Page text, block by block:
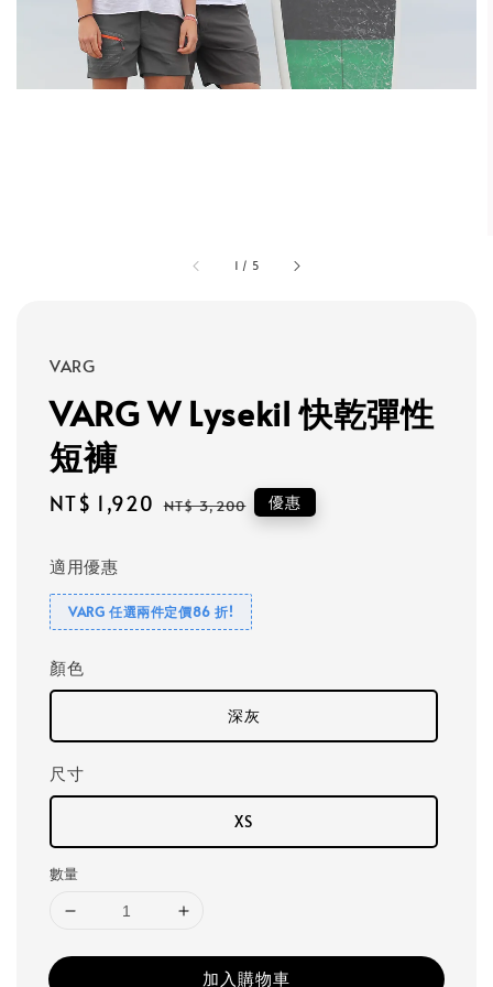
1 / 5
VARG
VARG W Lysekil 快乾彈性
短褲
Sale
NT$ 1,920 Regular
NT$ 3,200 優惠
適用優惠
VARG 任選兩件定價86 折!
顏色
深灰
尺寸
XS
數量
加入購物車